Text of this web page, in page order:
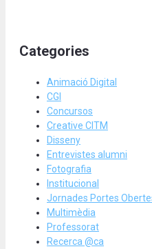
Categories
Animació Digital
CGI
Concursos
Creative CITM
Disseny
Entrevistes alumni
Fotografia
Institucional
Jornades Portes
Multimèdia
Professorat
Recerca @ca